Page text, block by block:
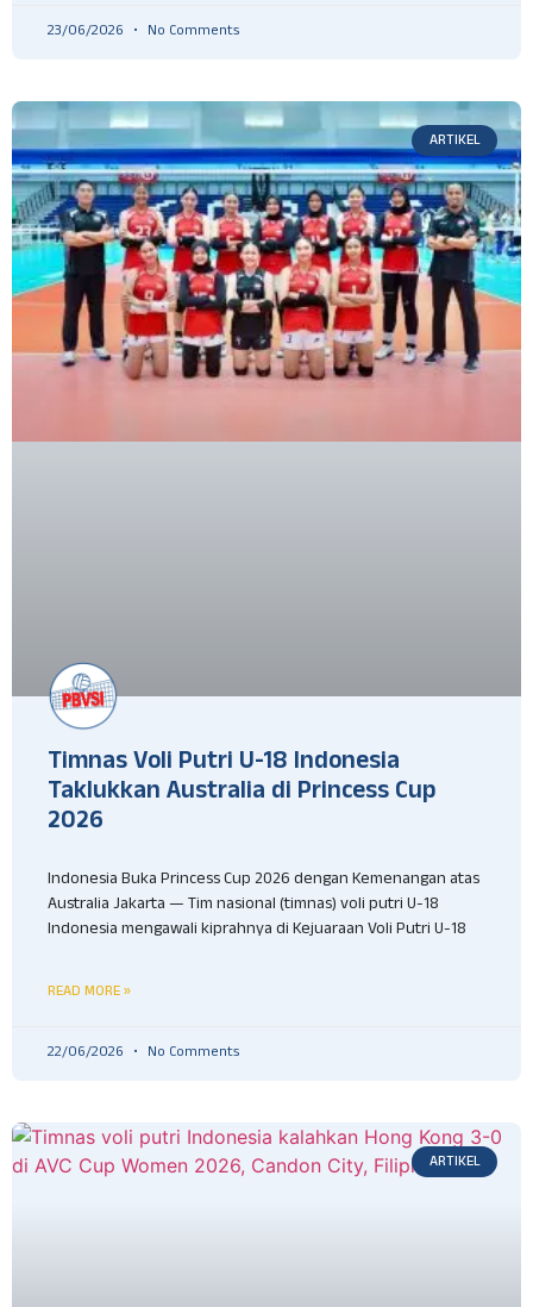
23/06/2026 No Comments
ARTIKEL
Timnas Voli Putri U-18 Indonesia
Taklukkan Australia di Princess Cup
2026
Indonesia Buka Princess Cup 2026 dengan Kemenangan atas
Australia Jakarta — Tim nasional (timnas) voli putri U-18
Indonesia mengawali kiprahnya di Kejuaraan Voli Putri U-18
READ MORE »
22/06/2026 No Comments
ARTIKEL